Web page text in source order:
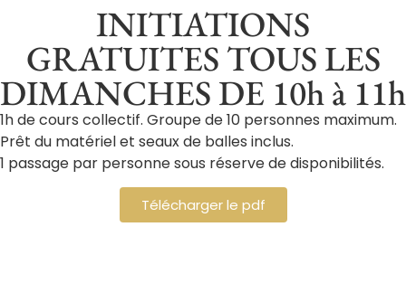
INITIATIONS
GRATUITES TOUS LES
DIMANCHES DE 10h à 11h
1h de cours collectif. Groupe de 10 personnes maximum.
Prêt du matériel et seaux de balles inclus.
1 passage par personne sous réserve de disponibilités.
Télécharger le pdf